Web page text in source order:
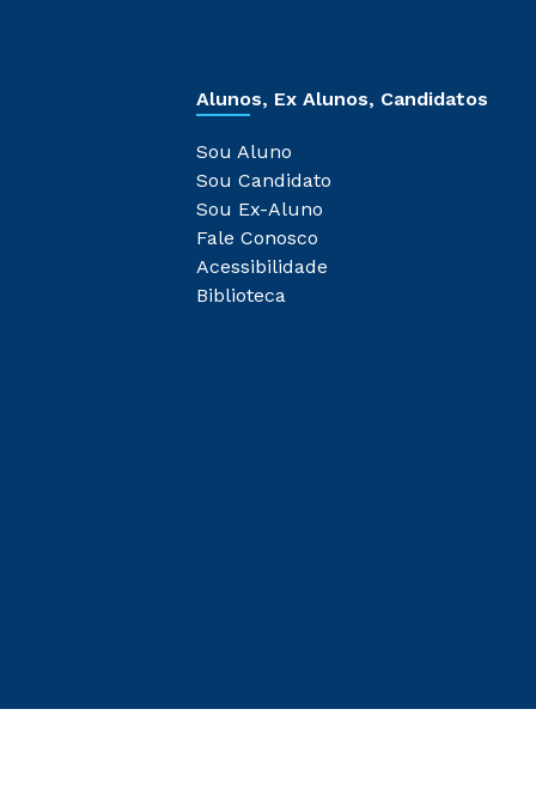
Alunos, Ex Alunos, Candidatos
Sou Aluno
Sou Candidato
Sou Ex-Aluno
Fale Conosco
Acessibilidade
Biblioteca